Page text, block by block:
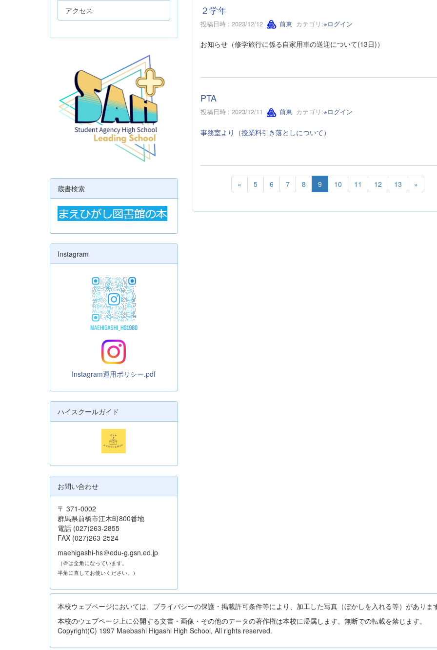
２学年
投稿日時 : 2023/12/12 前東 カテゴリ:※ログイン
お知らせ（修学旅行に係る自家用車の送迎について(13日)）
PTA
投稿日時 : 2023/12/11 前東 カテゴリ:※ログイン
事務室より（授業料引き落としについて）
« 5 6 7 8 9 10 11 12 13 »
アクセス
蔵書検索
Instagram
Instagram運用ポリシー.pdf
ハイスクールガイド
お問い合わせ
〒 371-0002
群馬県前橋市江木町800番地
電話 (027)263-2855
FAX (027)263-2524
maehigashi-hs＠edu-g.gsn.ed.jp
（＠は全角になっています。
半角に直してお使いください。）
本校ウェブページにおいては、プライバシーの保護・掲載許可条件等により、加工した写真（ぼかしを入れる等）がありま
本校のウェブページ上に公開する文書・画像・その他のデータの著作権は本校に帰属します。無断での転載を禁じます。
Copyright(C) 1997 Maebashi Higashi High School, All rights reserved.